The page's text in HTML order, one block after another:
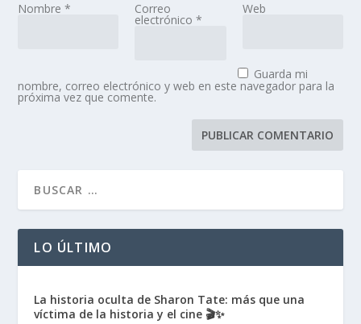
Nombre* Correo
electrónico *
Web
Guarda mi
nombre, correo electrónico y web en este navegador para la
próxima vez que comente.
LO ÚLTIMO
La historia oculta de Sharon Tate: más que una
víctima de la historia y el cine 🎬✨